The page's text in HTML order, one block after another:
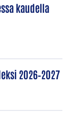
kaudella
2026–2027